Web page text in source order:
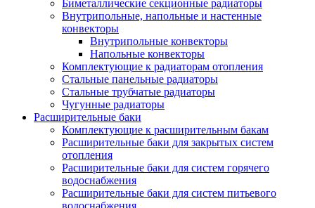
Биметаллические секционные радиаторы
Внутрипольные, напольные и настенные
конвекторы
Внутрипольные конвекторы
Напольные конвекторы
Комплектующие к радиаторам отопления
Стальные панельные радиаторы
Стальные трубчатые радиаторы
Чугунные радиаторы
Расширительные баки
Комплектующие к расширительным бакам
Расширительные баки для закрытых систем
отопления
Расширительные баки для систем горячего
водоснабжения
Расширительные баки для систем питьевого
водоснабжения